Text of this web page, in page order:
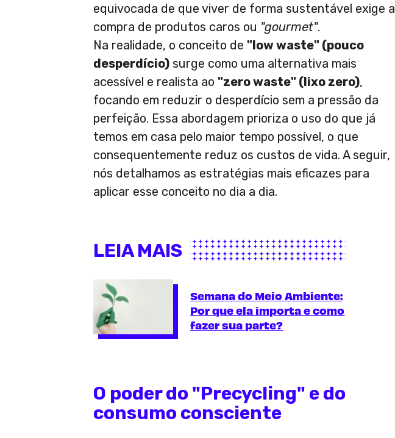
equivocada de que viver de forma sustentável exige a
compra de produtos caros ou "gourmet".
Na realidade, o conceito de"low waste" (pouco
desperdício) surge como uma alternativa mais
acessível e realista ao"zero waste" (lixo zero),
focando em reduzir o desperdício sem a pressão da
perfeição. Essa abordagem prioriza o uso do que já
temos em casa pelo maior tempo possível, o que
consequentemente reduz os custos de vida. A seguir,
nós detalhamos as estratégias mais eficazes para
aplicar esse conceito no dia a dia.
LEIA MAIS
Semana do Meio Ambiente:
Por que ela importa e como
fazer sua parte?
O poder do "Precycling" e do
consumo consciente